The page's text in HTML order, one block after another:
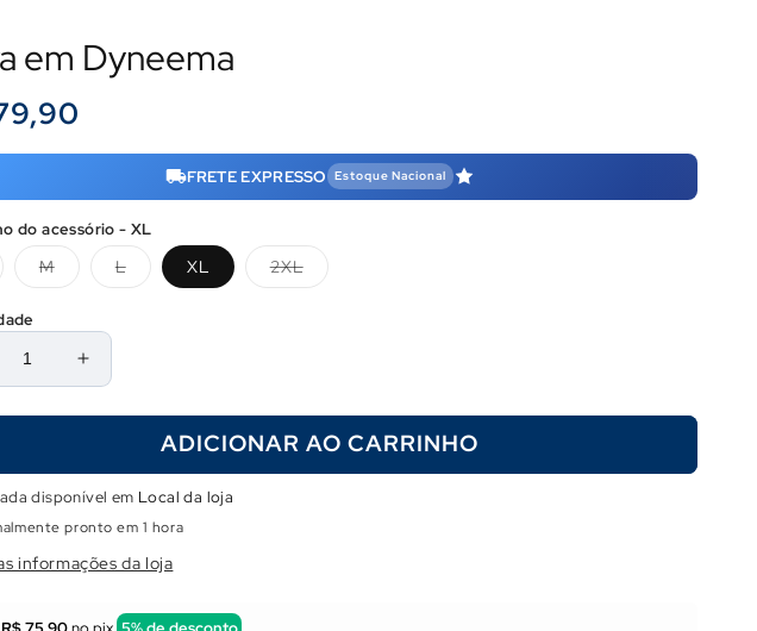
em Dyneema
FRETE EXPRESSO Estoque Nacional
do acessório - XL
MVariante
esgotada
LVariante
esgotada
XL 2XLVariante
esgotada
Aumentar
a
quantidade
Luva
em
Dyneema
ADICIONAR AO CARRINHO
disponível em Local da loja
pronto em 1 hora
informações da loja